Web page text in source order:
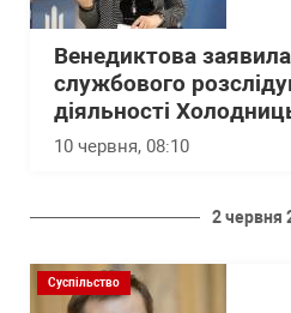
Венедиктова
службового
діяльності
10 червня, 08:10
2 червня
Суспільство